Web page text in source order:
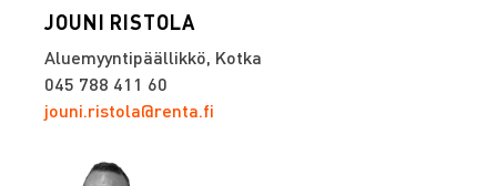
JOUNI RISTOLA
Aluemyyntipäällikkö, Kotka
045 788 411 60
jouni.ristola@renta.fi